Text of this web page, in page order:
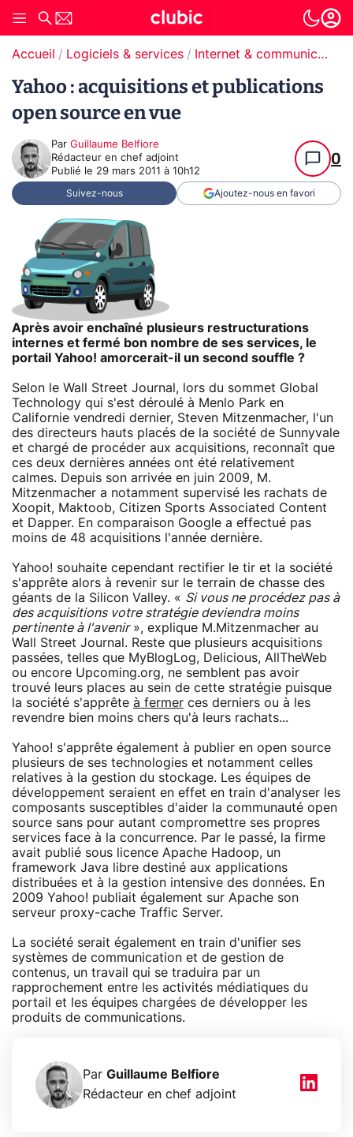
Accueil Logiciels & services Internet & communication
Yahoo : acquisitions et publications
open source en vue
Par Guillaume Belfiore
Rédacteur en chef adjoint
Publié le 29 mars 2011 à 10h12
0
Suivez-nous Ajoutez-nous en favori
Après avoir enchaîné plusieurs restructurations
internes et fermé bon nombre de ses services, le
portail Yahoo! amorcerait-il un second souffle ?
Selon le Wall Street Journal, lors du sommet Global
Technology qui s'est déroulé à Menlo Park en
Californie vendredi dernier, Steven Mitzenmacher, l'un
des directeurs hauts placés de la société de Sunnyvale
et chargé de procéder aux acquisitions, reconnaît que
ces deux dernières années ont été relativement
calmes. Depuis son arrivée en juin 2009, M.
Mitzenmacher a notamment supervisé les rachats de
Xoopit, Maktoob, Citizen Sports Associated Content
et Dapper. En comparaison Google a effectué pas
moins de 48 acquisitions l'année dernière.
Yahoo! souhaite cependant rectifier le tir et la société
s'apprête alors à revenir sur le terrain de chasse des
géants de la Silicon Valley. « Si vous ne procédez pas à
des acquisitions votre stratégie deviendra moins
pertinente à l'avenir», explique M.Mitzenmacher au
Wall Street Journal. Reste que plusieurs acquisitions
passées, telles que MyBlogLog, Delicious, AllTheWeb
ou encore Upcoming.org, ne semblent pas avoir
trouvé leurs places au sein de cette stratégie puisque
la société s'apprête à fermer ces derniers ou à les
revendre bien moins chers qu'à leurs rachats...
Yahoo! s'apprête également à publier en open source
plusieurs de ses technologies et notamment celles
relatives à la gestion du stockage. Les équipes de
développement seraient en effet en train d'analyser les
composants susceptibles d'aider la communauté open
source sans pour autant compromettre ses propres
services face à la concurrence. Par le passé, la firme
avait publié sous licence Apache Hadoop, un
framework Java libre destiné aux applications
distribuées et à la gestion intensive des données. En
2009 Yahoo! publiait également sur Apache son
serveur proxy-cache Traffic Server.
La société serait également en train d'unifier ses
systèmes de communication et de gestion de
contenus, un travail qui se traduira par un
rapprochement entre les activités médiatiques du
portail et les équipes chargées de développer les
produits de communications.
Par Guillaume Belfiore
Rédacteur en chef adjoint